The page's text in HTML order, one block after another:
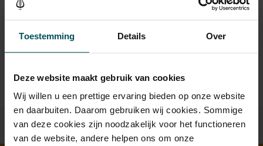
Toestemming Details Over
Deze website maakt gebruik van cookies
Wij willen u een prettige ervaring bieden op onze website
en daarbuiten. Daarom gebruiken wij cookies. Sommige
van deze cookies zijn noodzakelijk voor het functioneren
van de website, andere helpen ons om onze
u rolstoelplaatsen bestellen? Mail naar
kassa@concertgebouw.nl of bel de Concertgebouwlijn op